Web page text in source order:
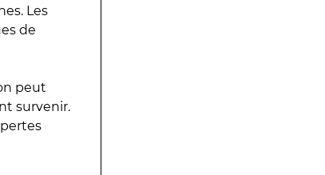
Les
de
peut
survenir.